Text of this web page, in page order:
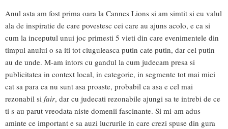
Anul asta am fost prima oara la Cannes Lions si am simtit si eu valul
ala de inspiratie de care povestesc cei care au ajuns acolo, e ca si
cum la inceputul unui joc primesti 5 vieti din care evenimentele din
timpul anului o sa iti tot ciuguleasca putin cate putin, dar cel putin
au de unde. M-am intors cu gandul la cum judecam presa si
publicitatea in context local, in categorie, in segmente tot mai mici
cat sa para ca nu sunt asa proaste, probabil ca asa e cel mai
rezonabil si fair, dar cu judecati rezonabile ajungi sa te intrebi de ce
ti s-au parut vreodata niste domenii fascinante. Si mi-am adus
aminte ce important e sa auzi lucrurile in care crezi spuse din gura